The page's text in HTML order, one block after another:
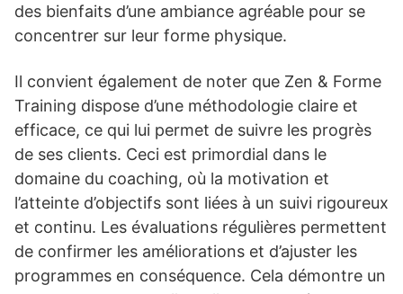
des bienfaits d’une ambiance agréable pour se
concentrer sur leur forme physique.
Il convient également de noter que Zen & Forme
Training dispose d’une méthodologie claire et
efficace, ce qui lui permet de suivre les progrès
de ses clients. Ceci est primordial dans le
domaine du coaching, où la motivation et
l’atteinte d’objectifs sont liées à un suivi rigoureux
et continu. Les évaluations régulières permettent
de confirmer les améliorations et d’ajuster les
programmes en conséquence. Cela démontre un